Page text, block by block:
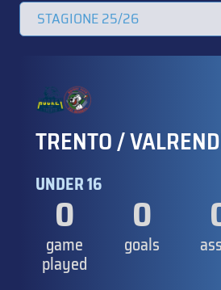
TRENTO /
UNDER 16
0
game
played
0
goals